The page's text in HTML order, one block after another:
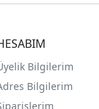
Bilgilerim
Bilgilerim